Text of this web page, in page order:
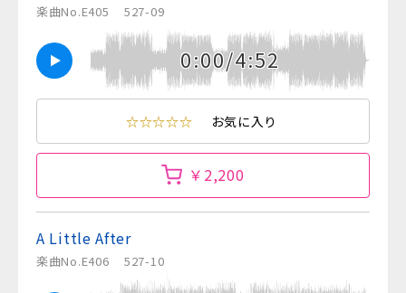
楽曲No.E405 527-09
0:00/4:52
☆☆☆☆☆ お気に入り
￥2,200
A Little After
楽曲No.E406 527-10